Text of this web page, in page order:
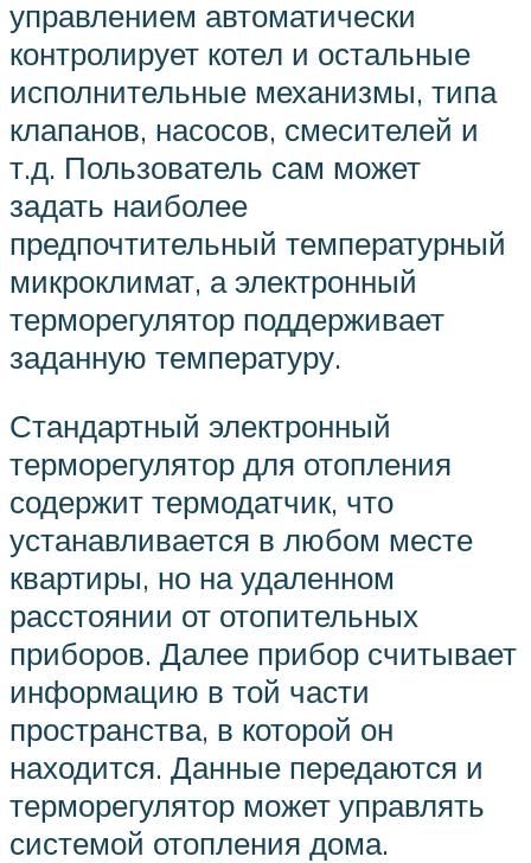
управлением автоматически
контролирует котел и остальные
исполнительные механизмы, типа
клапанов, насосов, смесителей и
т.д. Пользователь сам может
задать наиболее
предпочтительный температурный
микроклимат, а электронный
терморегулятор поддерживает
заданную температуру.
Стандартный электронный
терморегулятор для отопления
содержит термодатчик, что
устанавливается в любом месте
квартиры, но на удаленном
расстоянии от отопительных
приборов. Далее прибор считывает
информацию в той части
пространства, в которой он
находится. Данные передаются и
терморегулятор может управлять
системой отопления дома.